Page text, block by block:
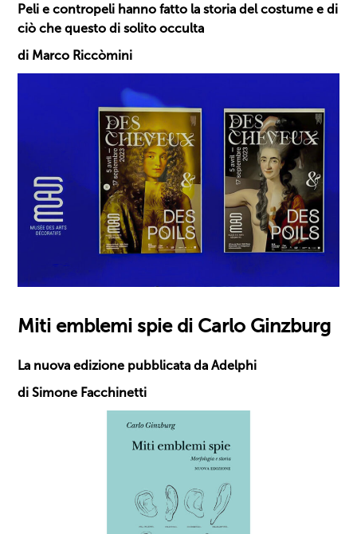
Peli e contropeli hanno fatto la storia del costume e di
ciò che questo di solito occulta
di Marco Riccòmini
Miti emblemi spie di Carlo Ginzburg
La nuova edizione pubblicata da Adelphi
di Simone Facchinetti